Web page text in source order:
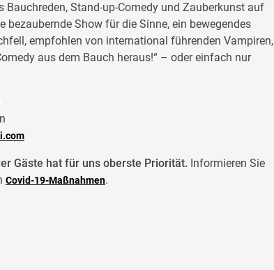
Bauchreden, Stand-up-Comedy und Zauberkunst auf
bezaubernde Show für die Sinne, ein bewegendes
empfohlen von international führenden Vampiren,
aus dem Bauch heraus!“ – oder einfach nur
Gäste hat für uns oberste Priorität. Informieren Sie
Covid-19-Maßnahmen.